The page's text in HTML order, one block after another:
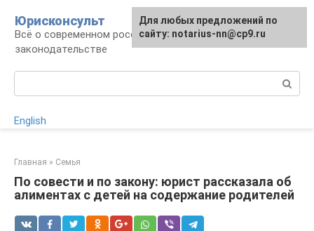
контенту
Юрисконсульт
Всё о современном российском
законодательстве
English
Главная » Семья
По совести и по закону: юрист рассказала об
алиментах с детей на содержание родителей
Для любых предложений по
сайту: notarius-nn@cp9.ru